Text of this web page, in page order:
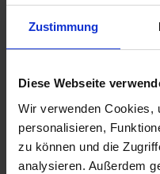
Zustimmung
Diese Webseite
Wir verwenden Cookies,
personalisieren,
zu können und die
analysieren. Außerdem
157,00 €
inkl. ges. USt.,zzgl.
Sofort versandfertig,
Deutschlands